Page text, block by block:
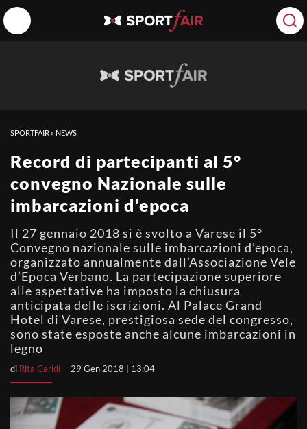
SPORTFAIR » NEWS
Record di partecipanti al 5°
convegno Nazionale sulle
imbarcazioni d’epoca
Il 27 gennaio 2018 si è svolto a Varese il 5°
Convegno nazionale sulle imbarcazioni d’epoca,
organizzato annualmente dall’Associazione Vele
d’Epoca Verbano. La partecipazione superiore
alle aspettative ha imposto la chiusura
anticipata delle iscrizioni. Al Palace Grand
Hotel di Varese, prestigiosa sede del congresso,
sono state esposte anche alcune imbarcazioni in
legno
di Rita Caridi 29 Gen 2018 | 13:04